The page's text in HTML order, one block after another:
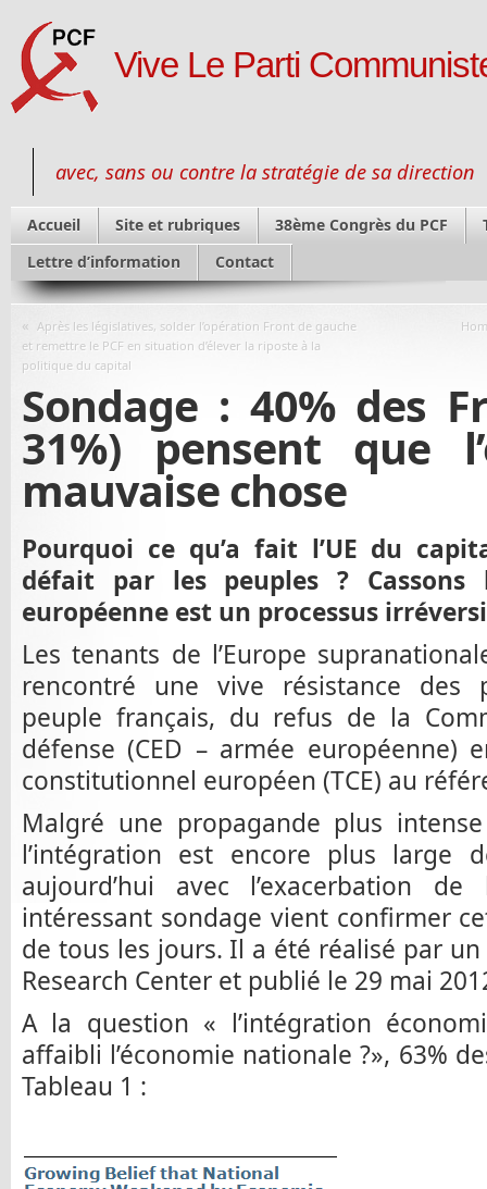
Vive Le Parti
avec, sans ou contre la stratégie de sa direction
Accueil Site et rubriques 38ème Congrès du PCF
Lettre d’information
Contact
« Après les législatives, solder l’opération Front de gauche
et remettre le PCF en situation d’élever la riposte à la
politique du capital
Sondage : 40% des
31%) pensent que
mauvaise chose
Pourquoi ce qu’a fait l’UE du
défait par les peuples ? Cassons
européenne est un processus
Les tenants de l’Europe
rencontré une vive résistance des
peuple français, du refus de la
défense (CED – armée européenne)
constitutionnel européen (TCE) au
Malgré une propagande plus
l’intégration est encore plus large
aujourd’hui avec l’exacerbation
intéressant sondage vient confirmer
de tous les jours. Il a été réalisé par
Research Center et publié le 29 mai
A la question « l’intégration
affaibli l’économie nationale ?», 63%
Tableau 1 :